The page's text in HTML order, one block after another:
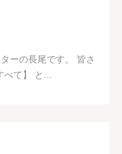
ーの長尾です。 皆さ
べて】 と...